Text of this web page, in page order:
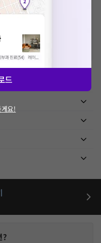
가격과 상이할 수 있으니, 정확
요.
가되어, 병원마다 금액이 다르게
?
드
요!